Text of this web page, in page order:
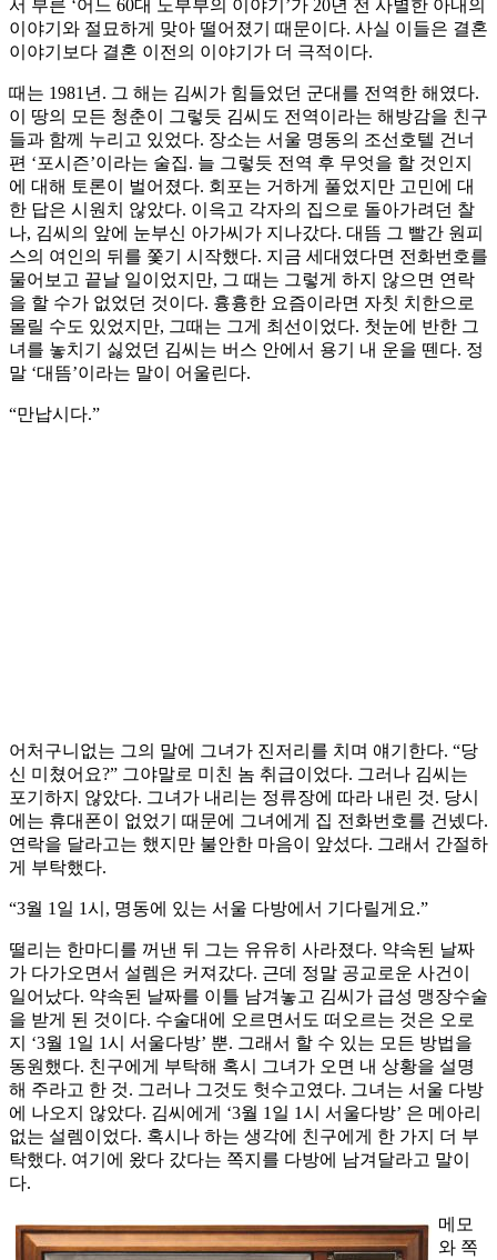
서 부른 ‘어느 60대 노부부의 이야기’가 20년 전 사별한 아내의
이야기와 절묘하게 맞아 떨어졌기 때문이다. 사실 이들은 결혼
이야기보다 결혼 이전의 이야기가 더 극적이다.
때는 1981년. 그 해는 김씨가 힘들었던 군대를 전역한 해였다.
이 땅의 모든 청춘이 그렇듯 김씨도 전역이라는 해방감을 친구
들과 함께 누리고 있었다. 장소는 서울 명동의 조선호텔 건너
편 ‘포시즌’이라는 술집. 늘 그렇듯 전역 후 무엇을 할 것인지
에 대해 토론이 벌어졌다. 회포는 거하게 풀었지만 고민에 대
한 답은 시원치 않았다. 이윽고 각자의 집으로 돌아가려던 찰
나, 김씨의 앞에 눈부신 아가씨가 지나갔다. 대뜸 그 빨간 원피
스의 여인의 뒤를 쫓기 시작했다. 지금 세대였다면 전화번호를
물어보고 끝날 일이었지만, 그 때는 그렇게 하지 않으면 연락
을 할 수가 없었던 것이다. 흉흉한 요즘이라면 자칫 치한으로
몰릴 수도 있었지만, 그때는 그게 최선이었다. 첫눈에 반한 그
녀를 놓치기 싫었던 김씨는 버스 안에서 용기 내 운을 뗀다. 정
말 ‘대뜸’이라는 말이 어울린다.
“만납시다.”
어처구니없는 그의 말에 그녀가 진저리를 치며 얘기한다. “당
신 미쳤어요?” 그야말로 미친 놈 취급이었다. 그러나 김씨는
포기하지 않았다. 그녀가 내리는 정류장에 따라 내린 것. 당시
에는 휴대폰이 없었기 때문에 그녀에게 집 전화번호를 건넸다.
연락을 달라고는 했지만 불안한 마음이 앞섰다. 그래서 간절하
게 부탁했다.
“3월 1일 1시, 명동에 있는 서울 다방에서 기다릴게요.”
떨리는 한마디를 꺼낸 뒤 그는 유유히 사라졌다. 약속된 날짜
가 다가오면서 설렘은 커져갔다. 근데 정말 공교로운 사건이
일어났다. 약속된 날짜를 이틀 남겨놓고 김씨가 급성 맹장수술
을 받게 된 것이다. 수술대에 오르면서도 떠오르는 것은 오로
지 ‘3월 1일 1시 서울다방’ 뿐. 그래서 할 수 있는 모든 방법을
동원했다. 친구에게 부탁해 혹시 그녀가 오면 내 상황을 설명
해 주라고 한 것. 그러나 그것도 헛수고였다. 그녀는 서울 다방
에 나오지 않았다. 김씨에게 ‘3월 1일 1시 서울다방’ 은 메아리
없는 설렘이었다. 혹시나 하는 생각에 친구에게 한 가지 더 부
탁했다. 여기에 왔다 갔다는 쪽지를 다방에 남겨달라고 말이
다.
메모
와 쪽